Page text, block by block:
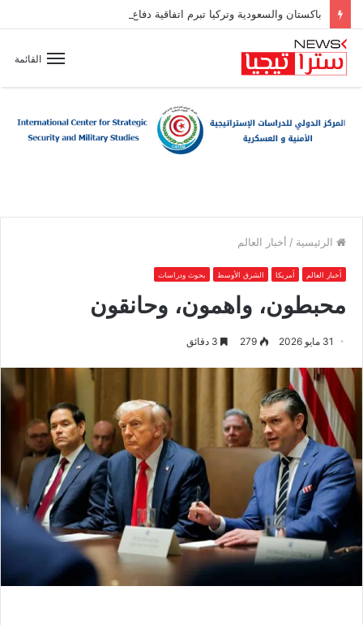
باكستان والسعودية وتركيا تبرم اتفاقية دفاع مشترك
القائمة
الرئيسية / أخبار العالم
أخبار العالم أمريكا الشرق الأوسط بحوث ودراسات
محبطون، واهمون، وحانقون
31 مايو 2026 279